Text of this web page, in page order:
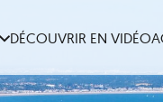
DÉCOUVRIR EN VIDÉO